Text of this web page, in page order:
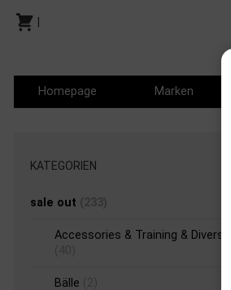
Homepage Marken
KATEGORIEN
sale out
Accessories & Training & Diverses
Bälle